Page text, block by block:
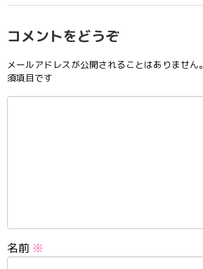
コメントをどうぞ
メールアドレスが公開されることはありません。
須項目です
名前 ※